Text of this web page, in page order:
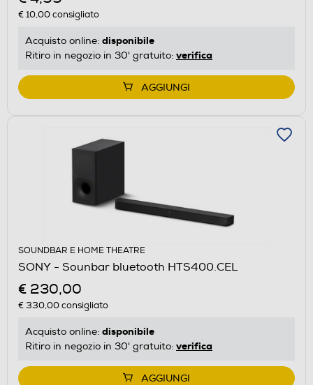
€ 10,00consigliato
Acquisto online: disponibile
Ritiro in negozio in 30' gratuito: verifica
AGGIUNGI
SOUNDBAR E HOME THEATRE
SONY - Sounbar bluetooth HTS400.CEL
€ 230,00
€ 330,00consigliato
Acquisto online: disponibile
Ritiro in negozio in 30' gratuito: verifica
AGGIUNGI